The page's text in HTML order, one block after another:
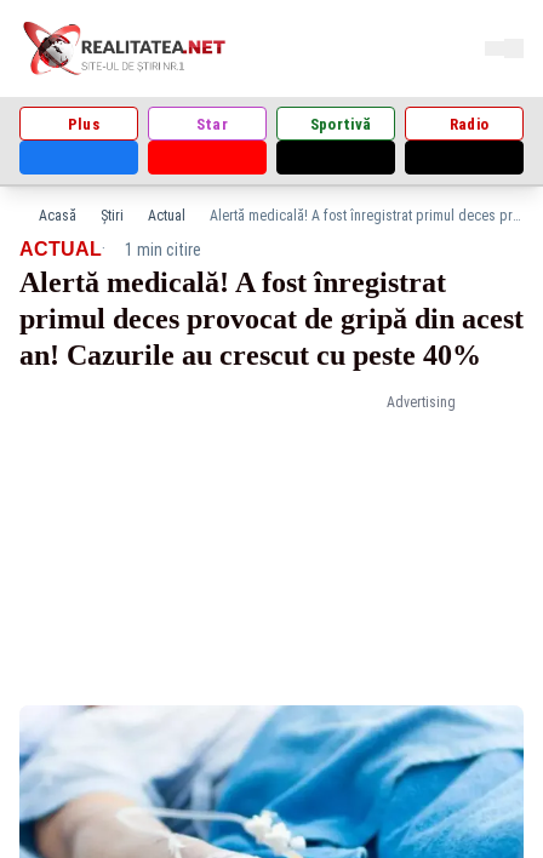
Plus Star Sportivă Radio
Acasă Știri Actual Alertă medicală! A fost înregistrat primul deces provocat de gripă din acest an! Cazurile au crescut cu peste 40%
Advertising
ACTUAL· 1 min citire
Alertă medicală! A fost înregistrat
primul deces provocat de gripă din acest
an! Cazurile au crescut cu peste 40%